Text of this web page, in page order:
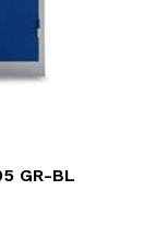
GR-BL